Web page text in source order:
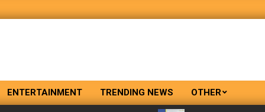
ENTERTAINMENT TRENDING NEWS OTHER